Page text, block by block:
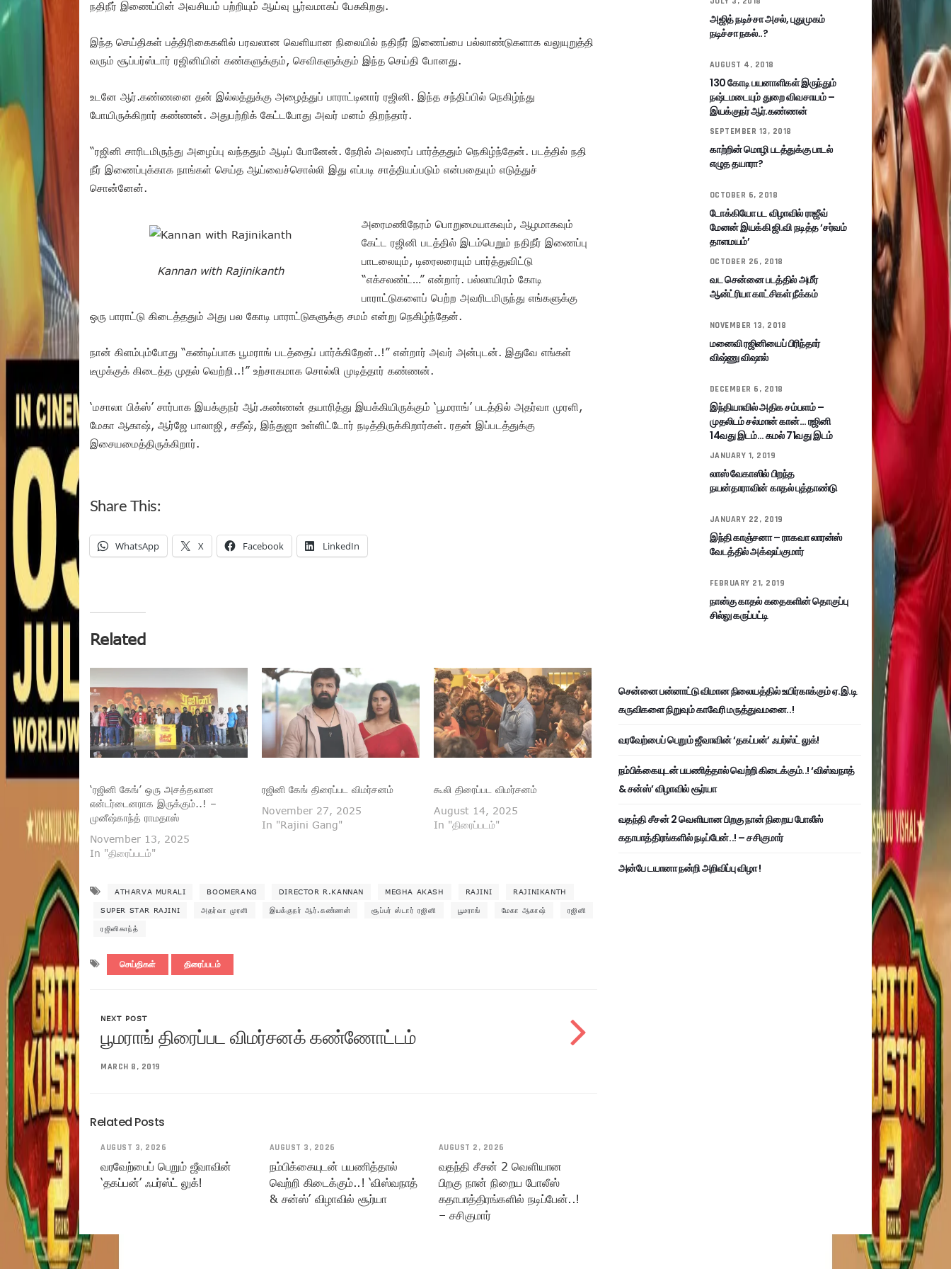
நதிநீர் இணைப்பின் அவசியம் பற்றியும் ஆய்வு பூர்வமாகப் பேசுகிறது.
இந்த செய்திகள் பத்திரிகைகளில் பரவலான வெளியான நிலையில் நதிநீர் இணைப்பை பல்லாண்டுகளாக வலுயுறுத்தி
வரும் சூப்பர்ஸ்டார் ரஜினியின் கண்களுக்கும், செவிகளுக்கும் இந்த செய்தி போனது.
உடனே ஆர்.கண்ணனை தன் இல்லத்துக்கு அழைத்துப் பாராட்டினார் ரஜினி. இந்த சந்திப்பில் நெகிழ்ந்து
போயிருக்கிறார் கண்ணன். அதுபற்றிக் கேட்டபோது அவர் மனம் திறந்தார்.
“ரஜினி சாரிடமிருந்து அழைப்பு வந்ததும் ஆடிப் போனேன். நேரில் அவரைப் பார்த்ததும் நெகிழ்ந்தேன். படத்தில் நதி
நீர் இணைப்புக்காக நாங்கள் செய்த ஆய்வைச்சொல்லி இது எப்படி சாத்தியப்படும் என்பதையும் எடுத்துச்
சொன்னேன்.
Kannan with Rajinikanth
அரைமணிநேரம் பொறுமையாகவும், ஆழமாகவும்
கேட்ட ரஜினி படத்தில் இடம்பெறும் நதிநீர் இணைப்பு
பாடலையும், டிரைலரையும் பார்த்துவிட்டு
“எக்சலண்ட்…” என்றார். பல்லாயிரம் கோடி
பாராட்டுகளைப் பெற்ற அவரிடமிருந்து எங்களுக்கு
ஒரு பாராட்டு கிடைத்ததும் அது பல கோடி பாராட்டுகளுக்கு சமம் என்று நெகிழ்ந்தேன்.
நான் கிளம்பும்போது “கண்டிப்பாக பூமராங் படத்தைப் பார்க்கிறேன்..!” என்றார் அவர் அன்புடன். இதுவே எங்கள்
டீமுக்குக் கிடைத்த முதல் வெற்றி..!” உற்சாகமாக சொல்லி முடித்தார் கண்ணன்.
‘மசாலா பிக்ஸ்’ சார்பாக இயக்குநர் ஆர்.கண்ணன் தயாரித்து இயக்கியிருக்கும் ‘பூமராங்’ படத்தில் அதர்வா முரளி,
மேகா ஆகாஷ், ஆர்ஜே பாலாஜி, சதீஷ், இந்துஜா உள்ளிட்டோர் நடித்திருக்கிறார்கள். ரதன் இப்படத்துக்கு
இசையமைத்திருக்கிறார்.
Share This:
WhatsApp X Facebook LinkedIn
Related
‘ரஜினி கேங்’ ஒரு அசத்தலான
என்டர்டைனராக இருக்கும்..! –
முனீஷ்காந்த் ராமதாஸ்
November 13, 2025
In "திரைப்படம்"
ரஜினி கேங் திரைப்பட விமர்சனம்
November 27, 2025
In "Rajini Gang"
கூலி திரைப்பட விமர்சனம்
August 14, 2025
In "திரைப்படம்"
ATHARVA MURALI BOOMERANG DIRECTOR R.KANNAN MEGHA AKASH RAJINI RAJINIKANTH
SUPER STAR RAJINI அதர்வா முரளி இயக்குநர் ஆர்.கண்ணன் சூப்பர் ஸ்டார் ரஜினி பூமராங் மேகா ஆகாஷ் ரஜினி
ரஜினிகாந்த்
செய்திகள் திரைப்படம்
NEXT POST
பூமராங் திரைப்பட விமர்சனக் கண்ணோட்டம்
MARCH 8, 2019
Related Posts
AUGUST 3, 2026
வரவேற்பைப் பெறும் ஜீவாவின்
‘தகப்பன்’ ஃபர்ஸ்ட் லுக்!
AUGUST 3, 2026
நம்பிக்கையுடன் பயணித்தால்
வெற்றி கிடைக்கும்..! ‘விஸ்வநாத்
& சன்ஸ்’ விழாவில் சூர்யா
AUGUST 2, 2026
வதந்தி சீசன் 2 வெளியான
பிறகு நான் நிறைய போலீஸ்
கதாபாத்திரங்களில் நடிப்பேன்..!
– சசிகுமார்
அஜித் நடிச்சா அசல், புதுமுகம்
நடிச்சா நகல்..?
AUGUST 4, 2018
130 கோடி பயனாளிகள் இருந்தும்
நஷ்டமடையும் துறை விவசாயம் –
இயக்குநர் ஆர்.கண்ணன்
SEPTEMBER 13, 2018
காற்றின் மொழி படத்துக்கு பாடல்
எழுத தயாரா?
OCTOBER 6, 2018
டோக்கியோ பட விழாவில் ராஜீவ்
மேனன் இயக்கி ஜி.வி நடித்த ‘சர்வம்
தாளமயம்’
OCTOBER 26, 2018
வட சென்னை படத்தில் அமீர்
ஆன்ட்ரியா காட்சிகள் நீக்கம்
NOVEMBER 13, 2018
மனைவி ரஜினியைப் பிரிந்தார்
விஷ்ணு விஷால்
DECEMBER 6, 2018
இந்தியாவில் அதிக சம்பளம் –
முதலிடம் சல்மான் கான்… ரஜினி
14வது இடம்… கமல் 71வது இடம்
JANUARY 1, 2019
லாஸ் வேகாஸில் பிறந்த
நயன்தாராவின் காதல் புத்தாண்டு
JANUARY 22, 2019
இந்தி காஞ்சனா – ராகவா லாரன்ஸ்
வேடத்தில் அக்‌ஷய்குமார்
FEBRUARY 21, 2019
நான்கு காதல் கதைகளின் தொகுப்பு
சில்லு கருப்பட்டி
சென்னை பன்னாட்டு விமான நிலையத்தில் உயிர்காக்கும் ஏ.இ.டி
கருவிகளை நிறுவும் காவேரி மருத்துவமனை..!
வரவேற்பைப் பெறும் ஜீவாவின் ‘தகப்பன்’ ஃபர்ஸ்ட் லுக்!
நம்பிக்கையுடன் பயணித்தால் வெற்றி கிடைக்கும்..! ‘விஸ்வநாத்
& சன்ஸ்’ விழாவில் சூர்யா
வதந்தி சீசன் 2 வெளியான பிறகு நான் நிறைய போலீஸ்
கதாபாத்திரங்களில் நடிப்பேன்..! – சசிகுமார்
அன்பே டயானா நன்றி அறிவிப்பு விழா !